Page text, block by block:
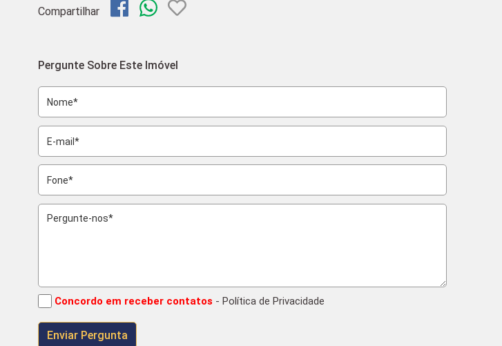
Compartilhar
Pergunte Sobre Este Imóvel
Concordo em receber contatos - Política de Privacidade